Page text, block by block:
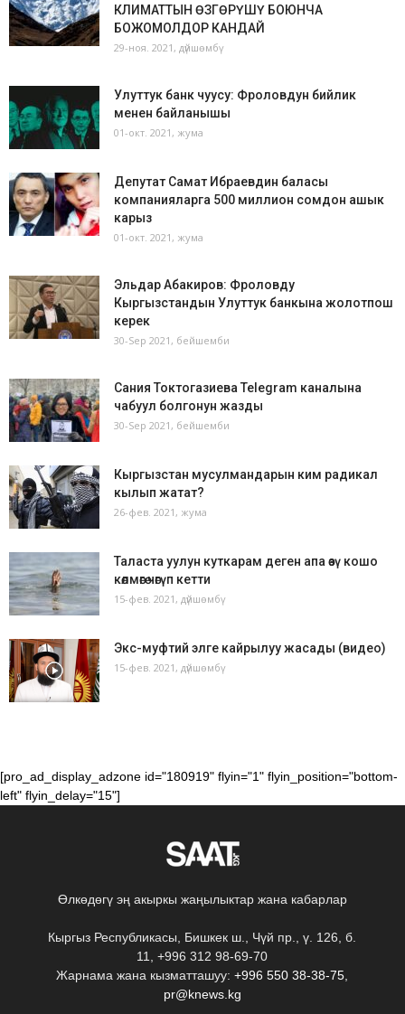
КЛИМАТТЫН ӨЗГӨРҮШҮ БОЮНЧА
БОЖОМОЛДОР КАНДАЙ
29-ноя. 2021, дүйшөмбү
Улуттук банк чуусу: Фроловдун бийлик
менен байланышы
01-окт. 2021, жума
Депутат Самат Ибраевдин баласы
компанияларга 500 миллион сомдон ашык
карыз
01-окт. 2021, жума
Эльдар Абакиров: Фроловду
Кыргызстандын Улуттук банкына жолотпош
керек
30-Sep 2021, бейшемби
Сания Токтогазиева Telegram каналына
чабуул болгонун жазды
30-Sep 2021, бейшемби
Кыргызстан мусулмандарын ким радикал
кылып жатат?
26-фев. 2021, жума
Таласта уулун куткарам деген апа өзү кошо
көлмөгө чөгүп кетти
15-фев. 2021, дүйшөмбү
Экс-муфтий элге кайрылуу жасады (видео)
15-фев. 2021, дүйшөмбү
[pro_ad_display_adzone id="180919" flyin="1" flyin_position="bottom-
left" flyin_delay="15"]
Өлкөдөгү эң акыркы жаңылыктар жана кабарлар
Кыргыз Республикасы, Бишкек ш., Чүй пр., ү. 126, б.
11, +996 312 98-69-70
Жарнама жана кызматташуу:+996 550 38-38-75
pr@knews.kg